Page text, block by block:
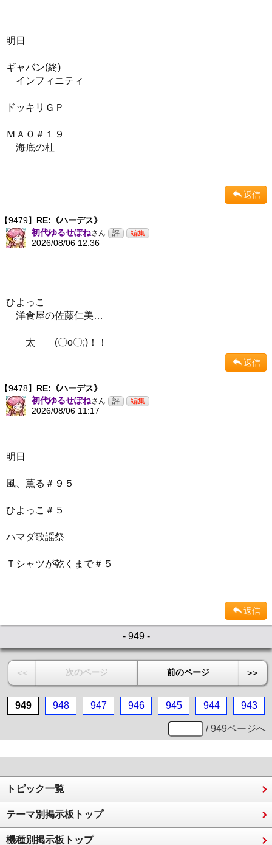
明日
ギャバン(終)
インフィニティ
ドッキリＧＰ
ＭＡＯ＃１９
海底の杜
返信
【9479】 RE:《ハーデス》
初代ゆるせぽねさん
2026/08/06 12:36
ひよっこ
洋食屋の佐藤仁美…
太 (〇o〇;)！！
返信
【9478】 RE:《ハーデス》
初代ゆるせぽねさん
2026/08/06 11:17
明日
風、薫る＃９５
ひよっこ＃５
ハマダ歌謡祭
Ｔシャツが乾くまで＃５
返信
- 949 -
<< 次のページ 前のページ >>
949 948 947 946 945 944 943
/ 949ページへ
トピック一覧
テーマ別掲示板トップ
機種別掲示板トップ